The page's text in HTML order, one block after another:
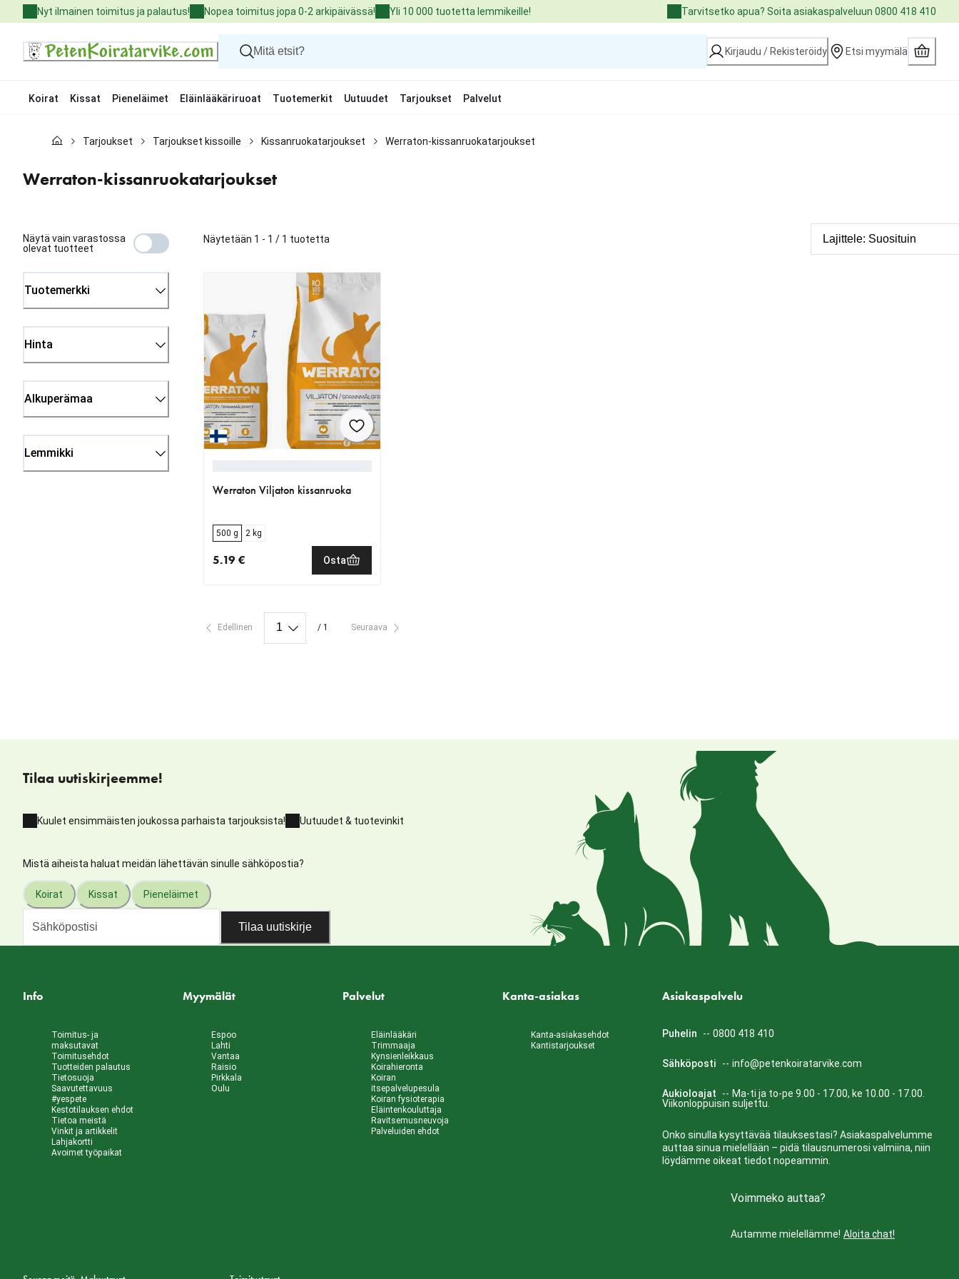
to
Nyt ilmainen toimitus ja palautus! Nopea toimitus jopa 0-2 arkipäivässä! Yli 10 000 tuotetta lemmikeille! Tarvitsetko apua? Soita asiakaspalveluun 0800 418 410
Kirjaudu / Rekisteröidy Etsi myymälä
Koirat Kissat Pieneläimet Eläinlääkäriruoat Tuotemerkit Uutuudet Tarjoukset Palvelut
Kissat
Eläinlääkäriruoat
Tuotemerkit
Palvelut
Tarjoukset Tarjoukset kissoille Kissanruokatarjoukset Werraton-kissanruokatarjoukset
Werraton-kissanruokatarjoukset
Näytä vain varastossa
olevat tuotteet
Tuotemerkki
Hinta
Alkuperämaa
Lemmikki
Näytetään 1 - 1 / 1 tuotetta
Werraton Viljaton kissanruoka
500 g 2 kg
5.19 € Osta
Edellinen / 1 Seuraava
Tilaa uutiskirjeemme!
Kuulet ensimmäisten joukossa parhaista tarjouksista! Uutuudet & tuotevinkit
Mistä aiheista haluat meidän lähettävän sinulle sähköpostia?
Koirat Kissat Pieneläimet
Tilaa uutiskirje
Info
Toimitus- ja
maksutavat
Toimitusehdot
Tuotteiden palautus
Tietosuoja
Saavutettavuus
#yespete
Kestotilauksen ehdot
Tietoa meistä
Vinkit ja artikkelit
Lahjakortti
Avoimet työpaikat
Myymälät
Espoo
Lahti
Vantaa
Raisio
Pirkkala
Oulu
Palvelut
Eläinlääkäri
Trimmaaja
Kynsienleikkaus
Koirahieronta
Koiran
itsepalvelupesula
Koiran fysioterapia
Eläintenkouluttaja
Ravitsemusneuvoja
Palveluiden ehdot
Kanta-asiakas
Kanta-asiakasehdot
Kantistarjoukset
Asiakaspalvelu
Puhelin -- 0800 418 410
Sähköposti -- info@petenkoiratarvike.com
Aukioloajat -- Ma-ti ja to-pe 9.00 - 17.00, ke 10.00 - 17.00.
Viikonloppuisin suljettu.
Onko sinulla kysyttävää tilauksestasi? Asiakaspalvelumme
auttaa sinua mielellään – pidä tilausnumerosi valmiina, niin
löydämme oikeat tiedot nopeammin.
Voimmeko auttaa?
Autamme mielellämme! Aloita chat!